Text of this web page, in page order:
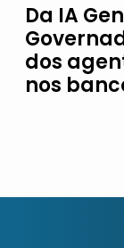
Da IA
dos
nos